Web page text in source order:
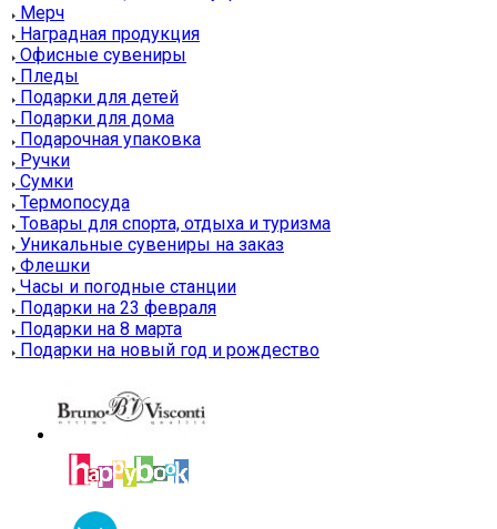
Мерч
Наградная продукция
Офисные сувениры
Пледы
Подарки для детей
Подарки для дома
Подарочная упаковка
Ручки
Сумки
Термопосуда
Товары для спорта, отдыха и туризма
Уникальные сувениры на заказ
Флешки
Часы и погодные станции
Подарки на 23 февраля
Подарки на 8 марта
Подарки на новый год и рождество